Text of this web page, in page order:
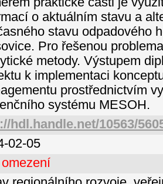
o aktuálním stavu a
stavu odpadového
Pro řešenou
metody. Výstupem
k implementaci
prostřednictvím
systému MESOH.
hdl.handle.net/10563/
02-05